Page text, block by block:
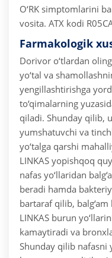
O‘RK simptomlarini
vosita. ATX kodi
Farmakologik
Dorivor o‘tlardan
yo‘tal va
yengillashtirishga
to‘qimalarning
qiladi. Shunday qilib,
yumshatuvchi va
yo‘talga qarshi
LINKAS yopishqoq
nafas yo‘llaridan
beradi hamda
bartaraf qilib, balg‘am
LINKAS burun
kamaytiradi va
Shunday qilib nafasni